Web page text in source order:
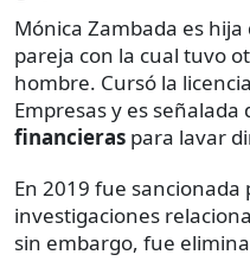
Mónica Zambada es hija
pareja con la cual tuvo
hombre. Cursó la
Empresas y es señalada
financieras para lavar
En 2019 fue sancionada
investigaciones
sin embargo, fue